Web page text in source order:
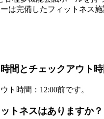
は完備したフィットネス
間とチェックアウト
ト時間：12:00前です。
トネスはありますか？